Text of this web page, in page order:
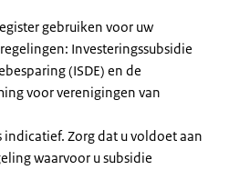
gebruiken voor uw
Investeringssubsidie
(ISDE) en de
voor verenigingen van
indicatief. Zorg dat u voldoet aan
waarvoor u subsidie